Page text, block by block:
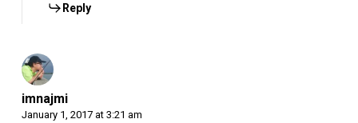
Reply
imnajmi
January 1, 2017 at 3:21 am